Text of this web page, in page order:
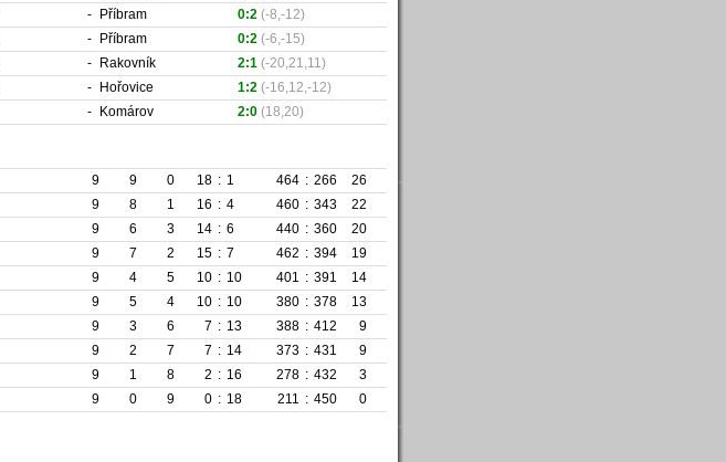
- Příbram 0:2 (-8,-12)
- Příbram 0:2 (-6,-15)
- Rakovník 2:1 (-20,21,11)
- Hořovice 1:2 (-16,12,-12)
- Komárov 2:0 (18,20)
9 9 0 18 : 1 464 : 266
26
9 8 1 16 : 4 460 : 343
22
9 6 3 14 : 6 440 : 360
20
9 7 2 15 : 7 462 : 394
19
9 4 5 10 : 10 401 : 391
14
9 5 4 10 : 10 380 : 378
13
9 3 6 7 : 13 388 : 412
9
9 2 7 7 : 14 373 : 431
9
9 1 8 2 : 16 278 : 432
3
9 0 9 0 : 18 211 : 450 0